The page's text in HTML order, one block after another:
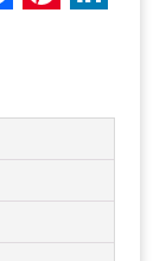
n
r
n
d